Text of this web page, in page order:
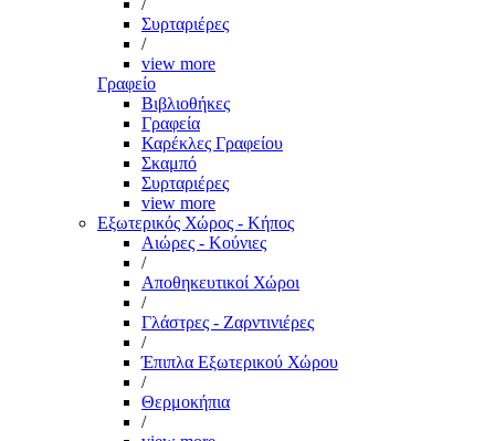
/
Συρταριέρες
/
view more
Γραφείο
Βιβλιοθήκες
Γραφεία
Καρέκλες Γραφείου
Σκαμπό
Συρταριέρες
view more
Εξωτερικός Χώρος - Κήπος
Αιώρες - Κούνιες
/
Αποθηκευτικοί Χώροι
/
Γλάστρες - Ζαρντινιέρες
/
Έπιπλα Εξωτερικού Χώρου
/
Θερμοκήπια
/